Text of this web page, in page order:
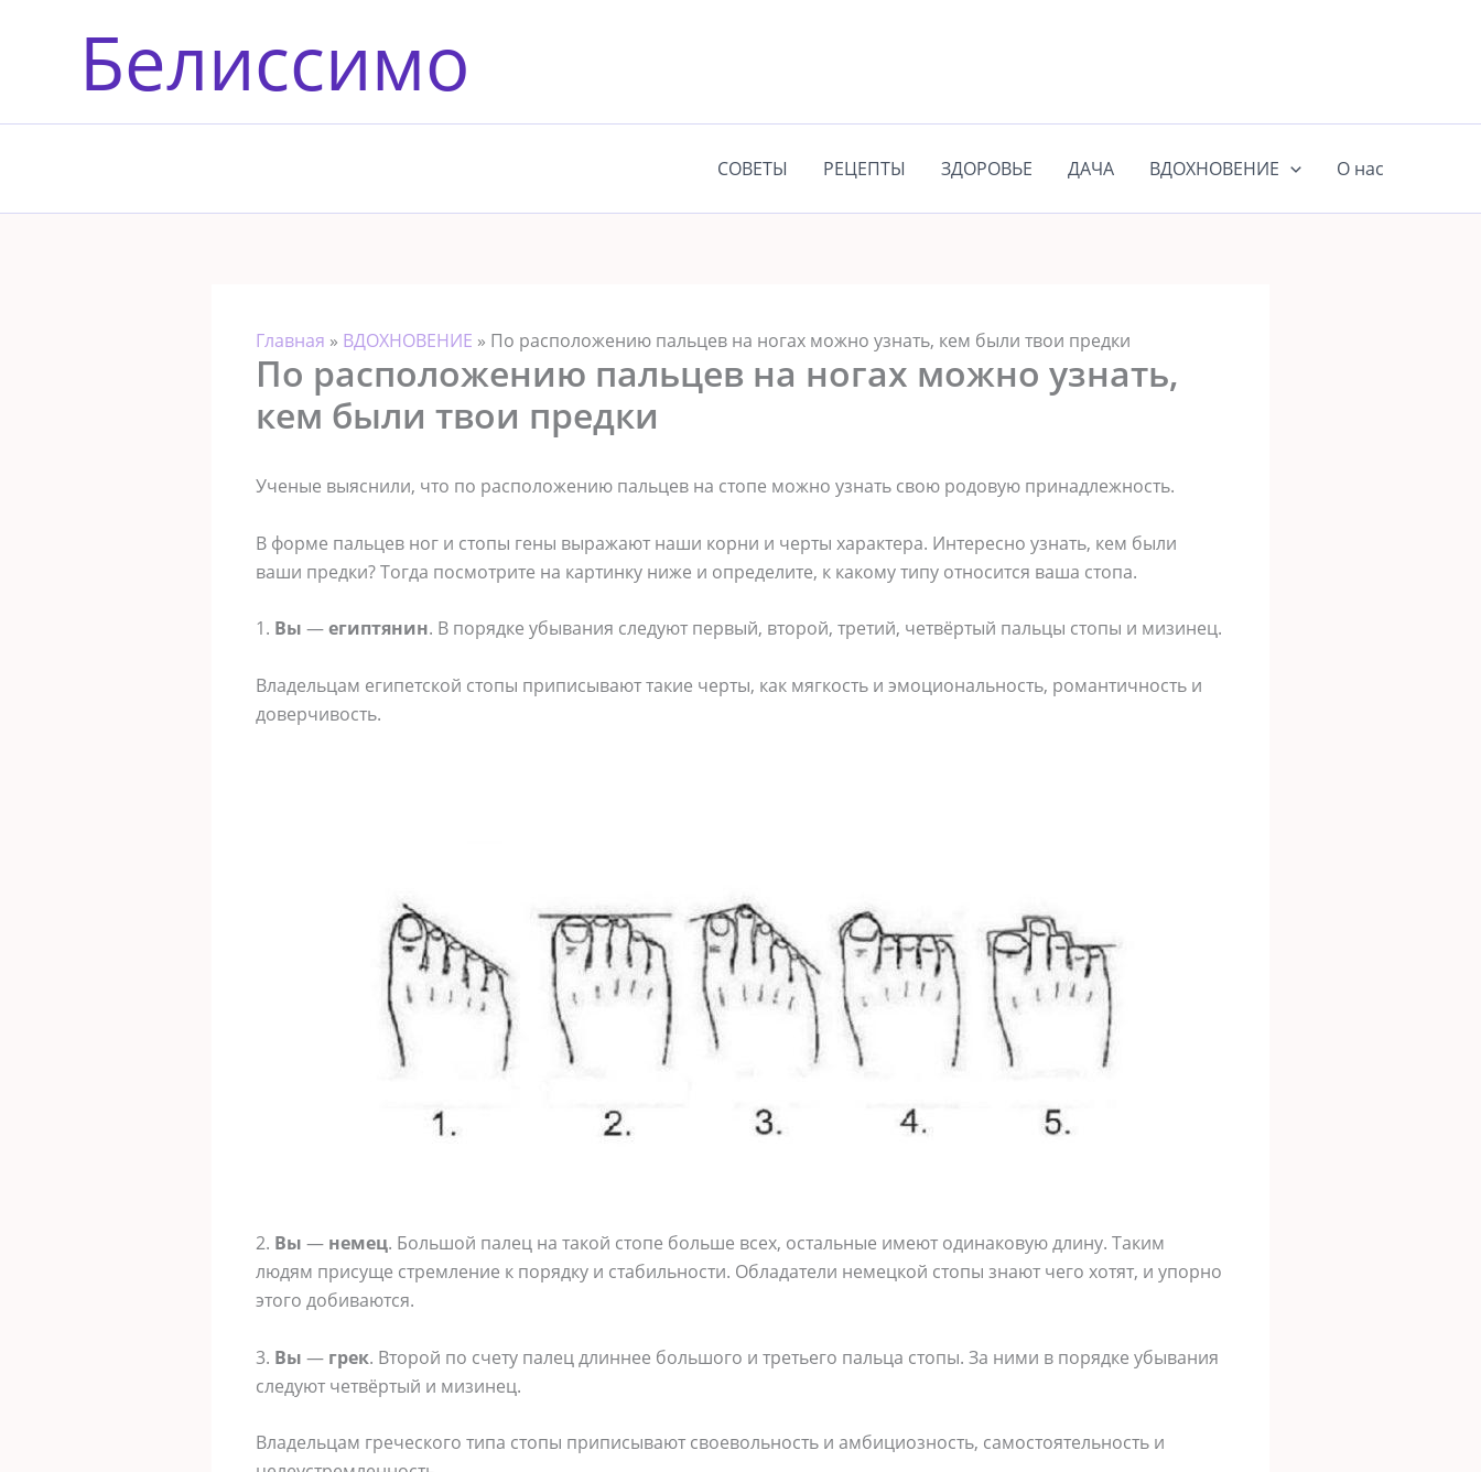
содержимомуБелиссимо
СОВЕТЫ РЕЦЕПТЫ ЗДОРОВЬЕ ДАЧА ВДОХНОВЕНИЕ О нас
Главная » ВДОХНОВЕНИЕ » По расположению пальцев на ногах можно узнать, кем были твои предки
По расположению пальцев на ногах можно узнать,
кем были твои предки
Ученые выяснили, что по расположению пальцев на стопе можно узнать свою родовую принадлежность.
В форме пальцев ног и стопы гены выражают наши корни и черты характера. Интересно узнать, кем были
ваши предки? Тогда посмотрите на картинку ниже и определите, к какому типу относится ваша стопа.
1. Вы —египтянин. В порядке убывания следуют первый, второй, третий, четвёртый пальцы стопы и мизинец.
Владельцам египетской стопы приписывают такие черты, как мягкость и эмоциональность, романтичность и
доверчивость.
2. Вы — немец. Большой палец на такой стопе больше всех, остальные имеют одинаковую длину. Таким
людям присуще стремление к порядку и стабильности. Обладатели немецкой стопы знают чего хотят, и упорно
этого добиваются.
3. Вы — грек. Второй по счету палец длиннее большого и третьего пальца стопы. За ними в порядке убывания
следуют четвёртый и мизинец.
Владельцам греческого типа стопы приписывают своевольность и амбициозность, самостоятельность и